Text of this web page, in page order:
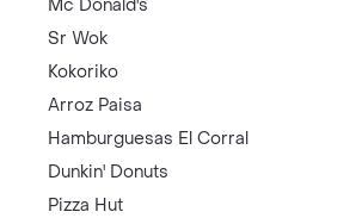
Mc Donald's
Sr Wok
Kokoriko
Arroz Paisa
Hamburguesas El Corral
Dunkin' Donuts
Pizza Hut